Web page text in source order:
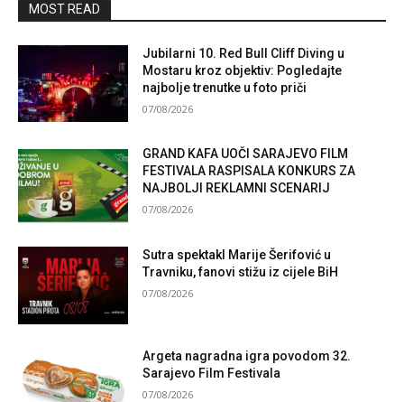
MOST READ
Jubilarni 10. Red Bull Cliff Diving u
Mostaru kroz objektiv: Pogledajte
najbolje trenutke u foto priči
07/08/2026
GRAND KAFA UOČI SARAJEVO FILM
FESTIVALA RASPISALA KONKURS ZA
NAJBOLJI REKLAMNI SCENARIJ
07/08/2026
Sutra spektakl Marije Šerifović u
Travniku, fanovi stižu iz cijele BiH
07/08/2026
Argeta nagradna igra povodom 32.
Sarajevo Film Festivala
07/08/2026